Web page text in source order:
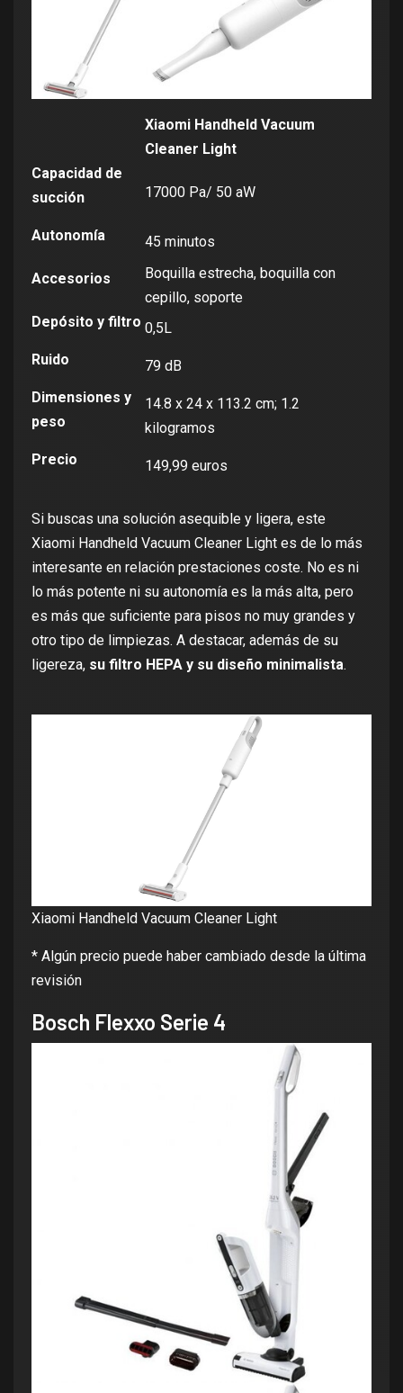
Xiaomi Handheld Vacuum
Cleaner Light
Capacidad de
succión
17000 Pa/ 50 aW
Autonomía 45 minutos
Accesorios
Boquilla estrecha, boquilla con
cepillo, soporte
Depósito y filtro 0,5L
Ruido
79 dB
Dimensiones y
peso
14.8 x 24 x 113.2 cm; 1.2
kilogramos
Precio
149,99 euros
Si buscas una solución asequible y ligera, este
Xiaomi Handheld Vacuum Cleaner Light es de lo más
interesante en relación prestaciones coste. No es ni
lo más potente ni su autonomía es la más alta, pero
es más que suficiente para pisos no muy grandes y
otro tipo de limpiezas. A destacar, además de su
ligereza, su filtro HEPA y su diseño minimalista.
Xiaomi Handheld Vacuum Cleaner Light
* Algún precio puede haber cambiado desde la última
revisión
Bosch Flexxo Serie 4